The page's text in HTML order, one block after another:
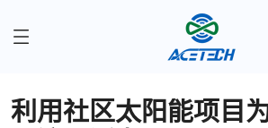
利用社区太阳能项目